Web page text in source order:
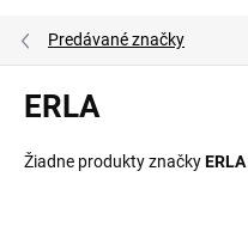
Predávané značky
ERLA
Žiadne produkty značkyERLA